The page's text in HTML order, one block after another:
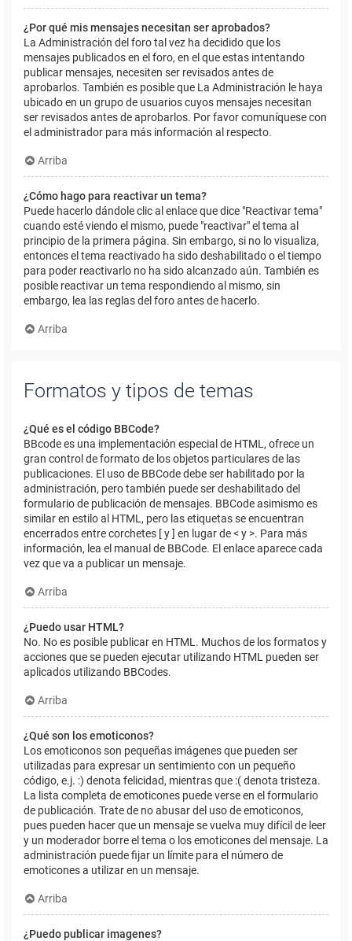
¿Por qué mis mensajes necesitan ser aprobados?
La Administración del foro tal vez ha decidido que los
mensajes publicados en el foro, en el que estas intentando
publicar mensajes, necesiten ser revisados antes de
aprobarlos. También es posible que La Administración le haya
ubicado en un grupo de usuarios cuyos mensajes necesitan
ser revisados antes de aprobarlos. Por favor comuníquese con
el administrador para más información al respecto.
Arriba
¿Cómo hago para reactivar un tema?
Puede hacerlo dándole clic al enlace que dice "Reactivar tema"
cuando esté viendo el mismo, puede "reactivar" el tema al
principio de la primera página. Sin embargo, si no lo visualiza,
entonces el tema reactivado ha sido deshabilitado o el tiempo
para poder reactivarlo no ha sido alcanzado aún. También es
posible reactivar un tema respondiendo al mismo, sin
embargo, lea las reglas del foro antes de hacerlo.
Arriba
Formatos y tipos de temas
¿Qué es el código BBCode?
BBcode es una implementación especial de HTML, ofrece un
gran control de formato de los objetos particulares de las
publicaciones. El uso de BBCode debe ser habilitado por la
administración, pero también puede ser deshabilitado del
formulario de publicación de mensajes. BBCode asimismo es
similar en estilo al HTML, pero las etiquetas se encuentran
encerrados entre corchetes [ y ] en lugar de < y >. Para más
información, lea el manual de BBCode. El enlace aparece cada
vez que va a publicar un mensaje.
Arriba
¿Puedo usar HTML?
No. No es posible publicar en HTML. Muchos de los formatos y
acciones que se pueden ejecutar utilizando HTML pueden ser
aplicados utilizando BBCodes.
Arriba
¿Qué son los emoticonos?
Los emoticonos son pequeñas imágenes que pueden ser
utilizadas para expresar un sentimiento con un pequeño
código, e.j. :) denota felicidad, mientras que :( denota tristeza.
La lista completa de emoticones puede verse en el formulario
de publicación. Trate de no abusar del uso de emoticonos,
pues pueden hacer que un mensaje se vuelva muy difícil de leer
y un moderador borre el tema o los emoticones del mensaje. La
administración puede fijar un límite para el número de
emoticones a utilizar en un mensaje.
Arriba
¿Puedo publicar imagenes?